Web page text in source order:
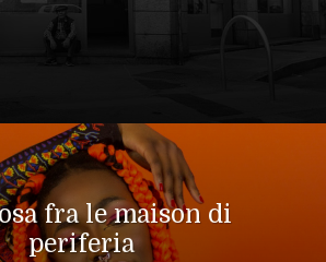
fra le maison di
periferia